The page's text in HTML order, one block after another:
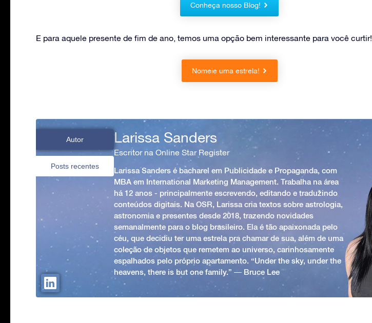
Conheça nosso Blog!
E para aquele presente de fim de ano, temos uma opção bem interessante para você curtir!
Nomeie uma estrela!
Autor
Posts recentes
Larissa Sanders
Escritor na Online Star Register
Larissa Sanders é bacharel em Publicidade e Propaganda, com
MBA em International Marketing Management. Trabalha na área
há 12 anos - principalmente escrevendo, editando e traduzindo
conteúdos digitais. Na OSR, Larissa cria textos sobre astrologia,
astronomia e presentes desde 2018, trazendo novidades
semanalmente para o blog brasileiro. Ela é tão apaixonada pelo
céu, que decidiu ter uma estrela pra chamar de sua, além de uma
coleção de objetos que remetem ao universo, carinhosamente
espalhados pelo próprio apartamento. “Under the sky, under the
heavens, there is but one family.” ― Bruce Lee